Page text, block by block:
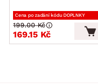
Cena po zadání kódu DOPLNKY
169.15 Kč
199.00 Kč